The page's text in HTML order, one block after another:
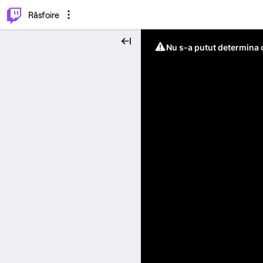
Răsfoire
Nu s-a putut